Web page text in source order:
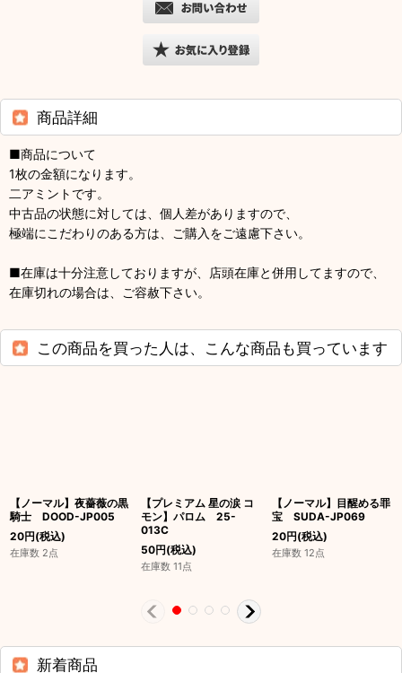
商品詳細
■商品について
1枚の金額になります。
二アミントです。
中古品の状態に対しては、個人差がありますので、
極端にこだわりのある方は、ご購入をご遠慮下さい。
■在庫は十分注意しておりますが、店頭在庫と併用してますので、
在庫切れの場合は、ご容赦下さい。
この商品を買った人は、こんな商品も買っています
【ノーマル】夜薔薇の黒
騎士 DOOD-JP005
20円(税込)
在庫数 2点
【プレミアム 星の涙 コ
モン】パロム 25-
013C
50円(税込)
在庫数 11点
【ノーマル】目醒める罪
宝 SUDA-JP069
20円(税込)
在庫数 12点
新着商品